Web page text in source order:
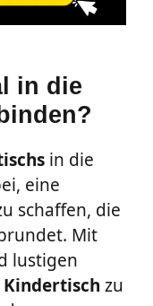
in die
in die
eine
schaffen, die
Mit
lustigen
Kindertisch zu